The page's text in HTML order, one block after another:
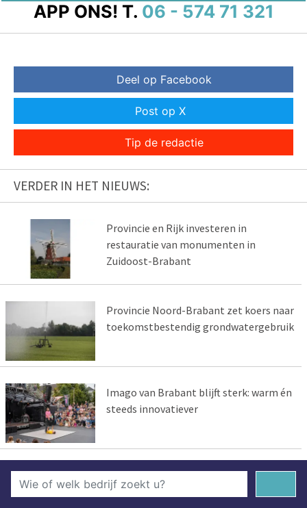
APP ONS! T. 06 - 574 71 321
Deel op Facebook
Post op X
Tip de redactie
VERDER IN HET NIEUWS:
Provincie en Rijk investeren in
restauratie van monumenten in
Zuidoost-Brabant
Provincie Noord-Brabant zet koers naar
toekomstbestendig grondwatergebruik
Imago van Brabant blijft sterk: warm én
steeds innovatiever